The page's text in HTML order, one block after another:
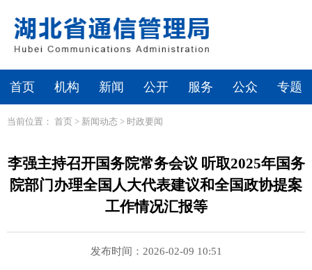
首页 机构 新闻 公开 服务 公众 专题
当前位置： 首页 > 新闻动态 > 时政要闻
李强主持召开国务院常务会议 听取2025年国务
院部门办理全国人大代表建议和全国政协提案
工作情况汇报等
发布时间：2026-02-09 10:51